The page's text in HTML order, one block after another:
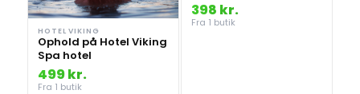
HOTEL VIKING
Ophold på Hotel Viking
Spa hotel
499 kr.
Fra 1 butik
398 kr.
Fra 1 butik